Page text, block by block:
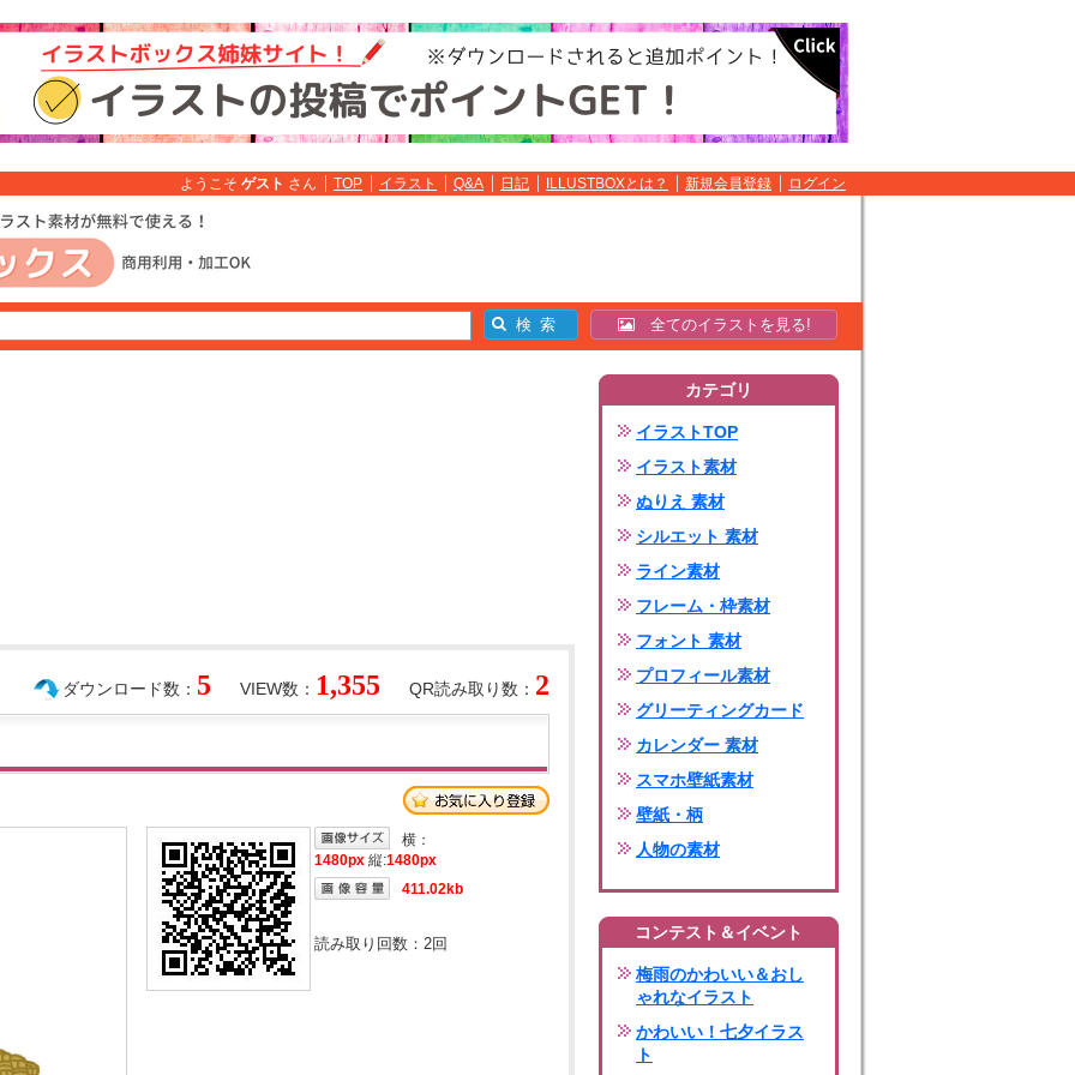
ようこそ ゲスト さん TOP イラスト Q&A 日記 ILLUSTBOXとは？ 新規会員登録 ログイン
全てのイラストを見る!
QR読み取り数： 2
VIEW数： 1,355
ダウンロード数： 5
横：
1480px 縦:1480px
411.02kb
読み取り回数： 2回
カテゴリ
イラストTOP
イラスト素材
ぬりえ 素材
シルエット 素材
ライン素材
フレーム・枠素材
フォント 素材
プロフィール素材
グリーティングカード
カレンダー 素材
スマホ壁紙素材
壁紙・柄
人物の素材
コンテスト＆イベント
梅雨のかわいい＆おし
ゃれなイラスト
かわいい！七夕イラス
ト